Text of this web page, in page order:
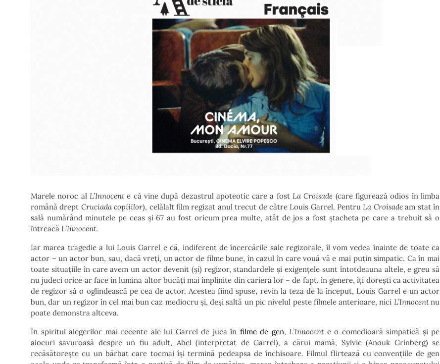
Marele noroc al L’Innocente că vine după dezastrul apoteotic care a fost La Croisade (care figurează odios în limba
română drept Cruciada copiiilor), celălalt film regizat anul trecut de către Louis Garrel. Pentru La Croisadeam stat în
sală numărând minutele pe ceas și 67 au fost oricum prea multe, atât de jos a fost ștacheta pe care a trebuit să o
întreacă L’Innocent.
Iar marea tragedie a lui Louis Garrel e că, indiferent de încercările sale regizorale, îl vom vedea înainte de toate ca
actor – un actor bun, sau, dacă vreți, un actor de filme bune, în cazul în care vouă vă e mai puțin simpatic. Ca în mai
toate situațiile în care avem un actor devenit (și) regizor, standardele și exigențele sunt întotdeauna altele, e greu să
nu judeci orice ar face în lumina altor bucăți mai împlinite din cariera lor – de fapt, în genere, îți dorești ca activitatea
de regizor să o oglindească pe cea de actor. Acestea fiind spuse, revin la teza de la început, Louis Garrel e un actor
bun, dar un regizor în cel mai bun caz mediocru și, deși saltă un pic nivelul peste filmele anterioare, nici L’Innocentnu
poate demonstra altceva.
În spiritul alegerilor mai recente ale lui Garrel de juca în filme de gen, L’Innocent e o comedioară simpatică și pe
alocuri savuroasă despre un fiu adult, Abel (interpretat de Garrel), a cărui mamă, Sylvie (Anouk Grinberg) se
recăsătorește cu un bărbat care tocmai își termină pedeapsa de închisoare. Filmul flirtează cu convențiile de gen